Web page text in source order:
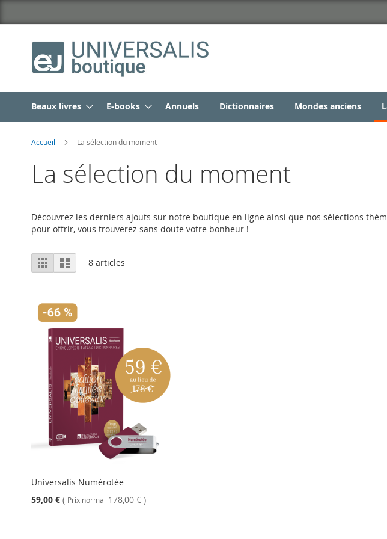
Beaux livres E-books Annuels Dictionnaires Mondes anciens
Accueil La sélection du moment
La sélection du moment
Découvrez les derniers ajouts sur notre boutique en ligne ainsi que nos sélections
pour offrir, vous trouverez sans doute votre bonheur !
Afficher
en
GrilleListe 8 articles
Universalis Numérotée
Prix
59,00 € ( Prix normal 178,00 € )